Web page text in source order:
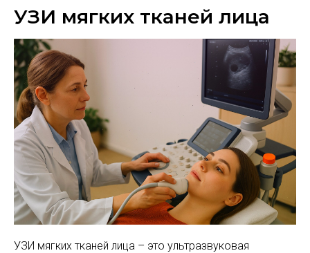
УЗИ мягких тканей лица
УЗИ мягких тканей лица – это ультразвуковая